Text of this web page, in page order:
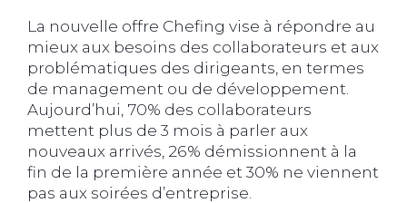
La nouvelle offre Chefing vise à répondre au
mieux aux besoins des collaborateurs et aux
problématiques des dirigeants, en termes
de management ou de développement.
Aujourd’hui, 70% des collaborateurs
mettent plus de 3 mois à parler aux
nouveaux arrivés, 26% démissionnent à la
fin de la première année et 30% ne viennent
pas aux soirées d’entreprise.